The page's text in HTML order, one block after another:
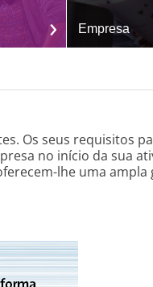
Empresa
Os seus requisitos
no início da sua
lhe uma ampla